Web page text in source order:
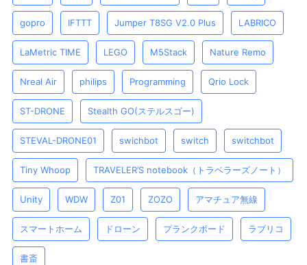
gopro IFTTT Jumper T8SG V2.0 Plus LABRICO
LaMetric TIME LEGO M5Stack Nature Remo
Nreal Air philips Programming Qrio Lock
ST-DRONE Stealth GO(ステルスゴー)
STEVAL-DRONE01 swichbot switch switchbot
Tiny Whoop TRAVELER’S notebook（トラベラーズノート）
Unity WDW Z01 ZOZO アマチュア無線
スマートホーム ドローン プランクボード ラブリコ
書斎